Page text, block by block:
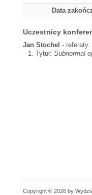
Data
Uczestnicy
Jan Stochel - referaty:
Tytuł: Subnormal
Copyright © 2026 by